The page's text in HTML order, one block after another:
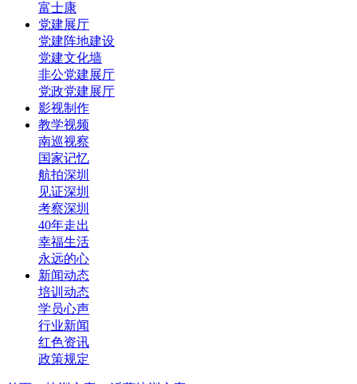
富士康
党建展厅
党建阵地建设
党建文化墙
非公党建展厅
党政党建展厅
影视制作
教学视频
南巡视察
国家记忆
航拍深圳
见证深圳
考察深圳
40年走出
幸福生活
永远的心
新闻动态
培训动态
学员心声
行业新闻
红色资讯
政策规定